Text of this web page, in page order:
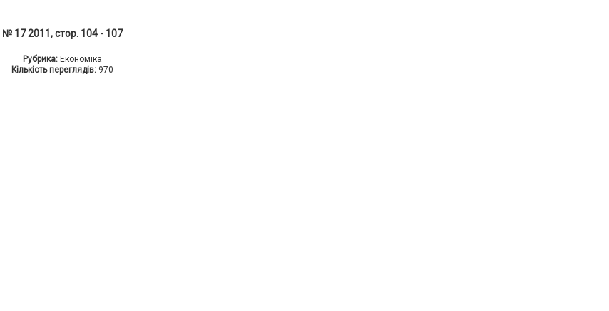
№ 17 2011, стор. 104 - 107
Рубрика: Економіка
Кількість переглядів: 970